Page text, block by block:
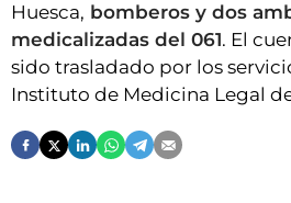
Huesca, bomberos y dos
medicalizadas del 061. El
sido trasladado por los
Instituto de Medicina Legal